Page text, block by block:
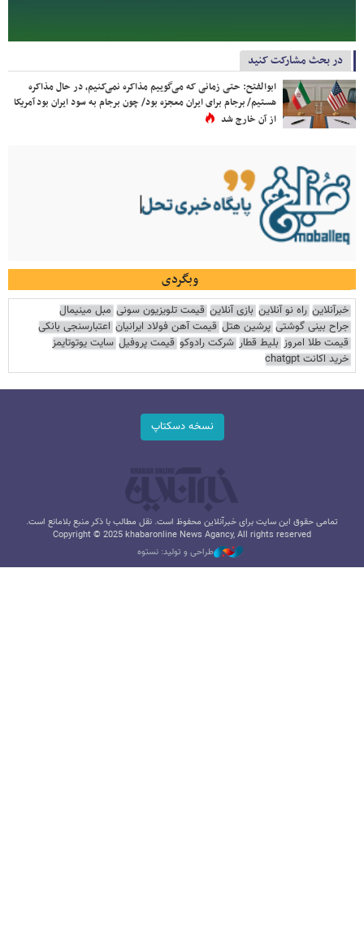
در بحث مشارکت کنید
ابوالفتح: حتی زمانی که می‌گوییم مذاکره نمی‌کنیم، در حال مذاکره
هستیم/ برجام برای ایران معجزه بود/ چون برجام به سود ایران بود آمریکا
از آن خارج شد
وبگردی
خبرآنلاین راه نو آنلاین بازی آنلاین قیمت تلویزیون سونی مبل مینیمال
جراح بینی گوشتی پرشین هتل قیمت آهن فولاد ایرانیان اعتبارسنجی بانکی
قیمت طلا امروز بلیط قطار شرکت رادوکو قیمت پروفیل سایت یوتوتایمز
خرید اکانت chatgpt
نسخه دسکتاپ
تمامی حقوق این سایت برای خبرآنلاین محفوظ است. نقل مطالب با ذکر منبع بلامانع است.
Copyright © 2025 khabaronline News Agancy, All rights reserved
طراحی و تولید: نستوه